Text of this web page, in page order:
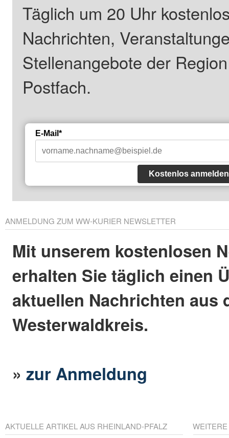
Täglich um 20 Uhr
Nachrichten,
Stellenangebote der
Postfach.
E-Mail*
Kostenlos anmelden
ANMELDUNG ZUM WW-KURIER NEWSLETTER
Mit unserem kostenlosen
erhalten Sie täglich einen
aktuellen Nachrichten aus
Westerwaldkreis.
»zur Anmeldung
AKTUELLE ARTIKEL AUS RHEINLAND-PFALZ